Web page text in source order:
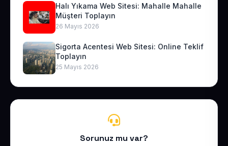
Halı Yıkama Web Sitesi: Mahalle Mahalle
Müşteri Toplayın
26 Mayıs 2026
Sigorta Acentesi Web Sitesi: Online Teklif
Toplayın
25 Mayıs 2026
Sorunuz mu var?